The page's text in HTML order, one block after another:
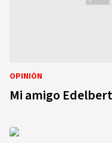
OPINIÓN
Mi amigo